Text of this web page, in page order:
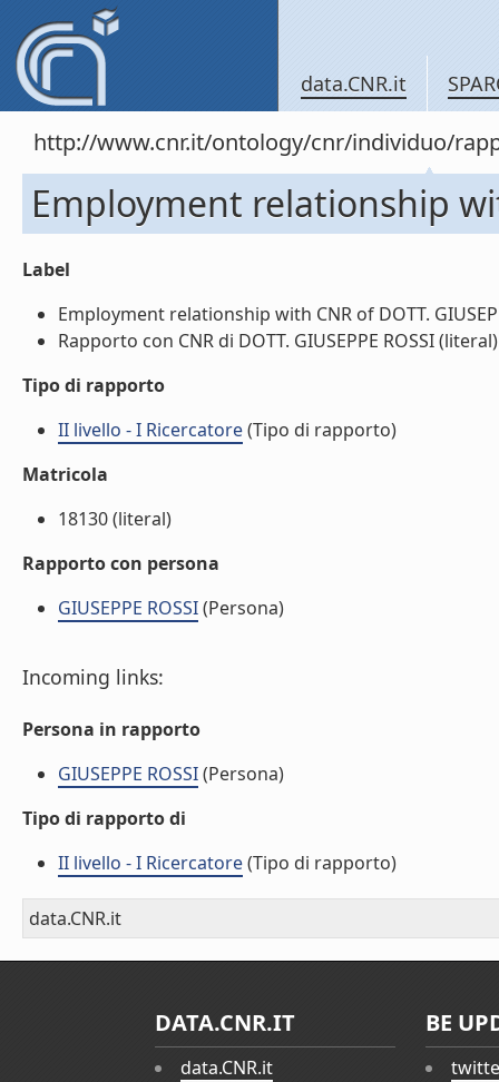
data.CNR.it
http://www.cnr.it/ontology/cnr/individuo/
Employment relationship
Label
Employment relationship with CNR of DOTT.
Rapporto con CNR di DOTT. GIUSEPPE ROSSI (literal)
Tipo di rapporto
II livello - I Ricercatore(Tipo di rapporto)
Matricola
18130 (literal)
Rapporto con persona
GIUSEPPE ROSSI(Persona)
Incoming links:
Persona in rapporto
GIUSEPPE ROSSI(Persona)
Tipo di rapporto di
II livello - I Ricercatore(Tipo di rapporto)
data.CNR.it
DATA.CNR.IT
data.CNR.it
BE